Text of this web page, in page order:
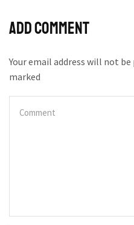
Add comment
Your email address will not
marked